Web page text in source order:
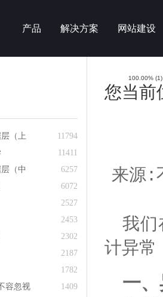
产品 解决方案 网站建设
11794
（上
11411
6257
（中
6072
2527
2453
2302
2187
1782
1409
容忽视
您当前
来源
我们
计异常
一
100.00% (1)